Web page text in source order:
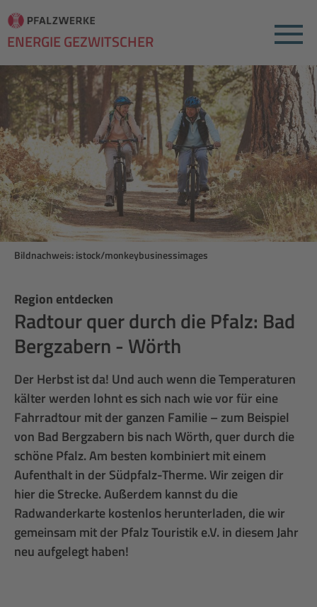
ENERGIE GEZWITSCHER Menu
Region entdecken
Radtour quer durch die Pfalz: Bad
Bergzabern - Wörth
Der Herbst ist da! Und auch wenn die Temperaturen
kälter werden lohnt es sich nach wie vor für eine
Fahrradtour mit der ganzen Familie – zum Beispiel
von Bad Bergzabern bis nach Wörth, quer durch die
schöne Pfalz. Am besten kombiniert mit einem
Aufenthalt in der Südpfalz-Therme. Wir zeigen dir
hier die Strecke. Außerdem kannst du die
Radwanderkarte kostenlos herunterladen, die wir
gemeinsam mit der Pfalz Touristik e.V. in diesem Jahr
neu aufgelegt haben!
Bildnachweis: istock/monkeybusinessimages